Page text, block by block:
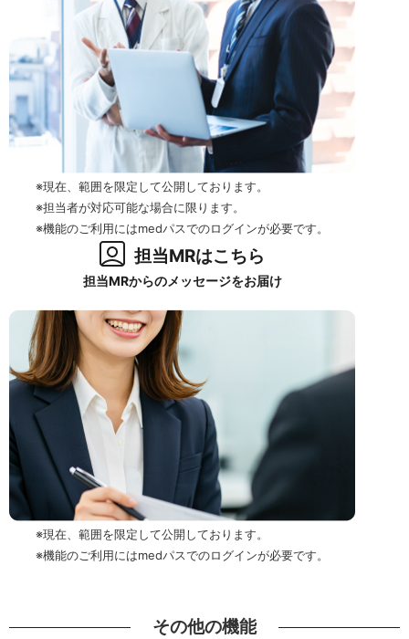
※現在、範囲を限定して公開しております。
※担当者が対応可能な場合に限ります。
※機能のご利用にはmedパスでのログインが必要です。
担当MRはこちら
担当MRからのメッセージをお届け
※現在、範囲を限定して公開しております。
※機能のご利用にはmedパスでのログインが必要です。
その他の機能